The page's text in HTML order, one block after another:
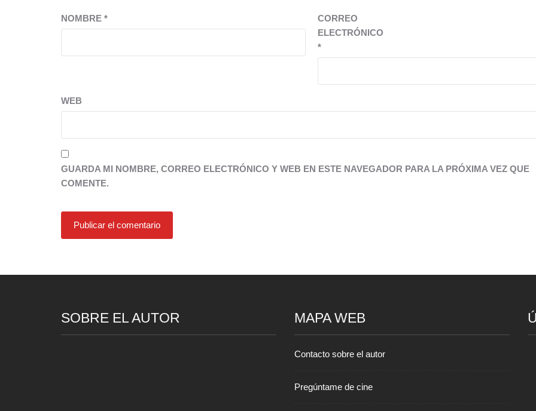
NOMBRE *
CORREO
ELECTRÓNICO
*
WEB
GUARDA MI NOMBRE, CORREO ELECTRÓNICO Y WEB EN ESTE NAVEGADOR PARA LA PRÓXIMA VEZ QUE
COMENTE.
SOBRE EL AUTOR MAPA WEB
Contacto sobre el autor
Pregúntame de cine